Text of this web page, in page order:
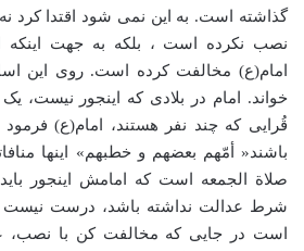
گذاشته است. به این نمی شود اقتدا کرد نه
نصب نکرده است ، بلکه به جهت
امام(ع) مخالفت کرده است. روی این
خواند. امام در بلادی که اینجور نیست،
قُرایی که چند نفر هستند، امام(ع) فرمود
باشند« أمّهم بعضهم و خطبهم» اینها
صلاة الجمعه است که امامش اینجور
شرط عدالت نداشته باشد، درست
است در جایی که مخالفت کن با نصب،